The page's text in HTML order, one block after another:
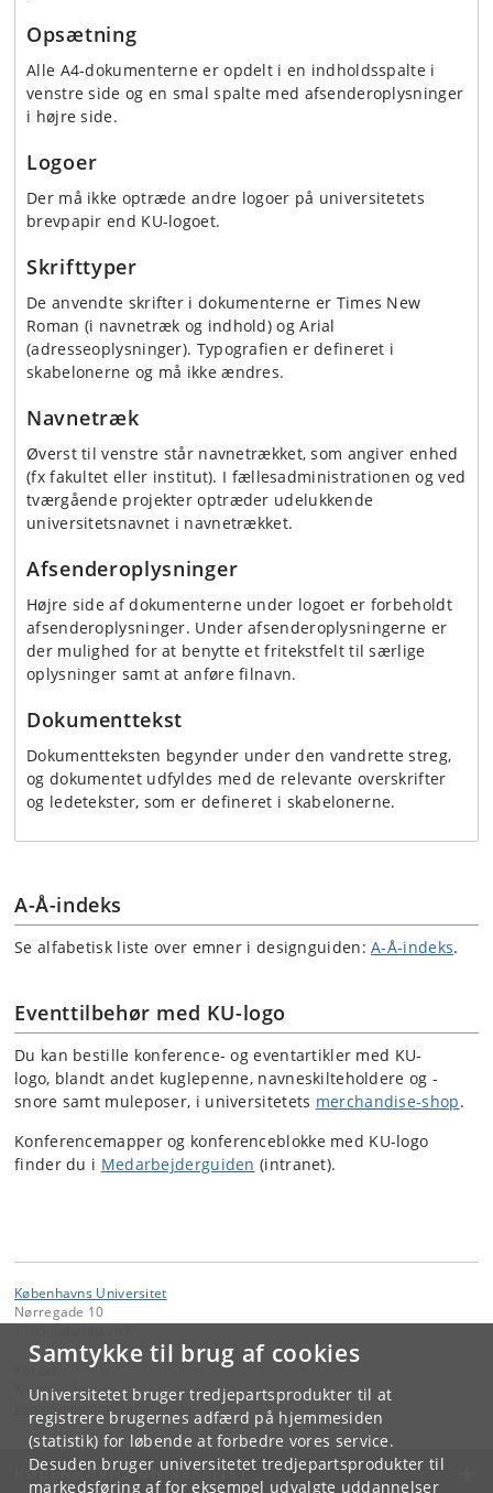
Samtykke til brug af cookies
Universitetet bruger tredjepartsprodukter til at
registrere brugernes adfærd på hjemmesiden
(statistik) for løbende at forbedre vores service.
Desuden bruger universitetet tredjepartsprodukter til
markedsføring af for eksempel udvalgte uddannelser
Opsætning
Alle A4-dokumenterne er opdelt i en indholdsspalte i
venstre side og en smal spalte med afsenderoplysninger
i højre side.
Logoer
Der må ikke optræde andre logoer på universitetets
brevpapir end KU-logoet.
Skrifttyper
De anvendte skrifter i dokumenterne er Times New
Roman (i navnetræk og indhold) og Arial
(adresseoplysninger). Typografien er defineret i
skabelonerne og må ikke ændres.
Navnetræk
Øverst til venstre står navnetrækket, som angiver enhed
(fx fakultet eller institut). I fællesadministrationen og ved
tværgående projekter optræder udelukkende
universitetsnavnet i navnetrækket.
Afsenderoplysninger
Højre side af dokumenterne under logoet er forbeholdt
afsenderoplysninger. Under afsenderoplysningerne er
der mulighed for at benytte et fritekstfelt til særlige
oplysninger samt at anføre filnavn.
Dokumenttekst
Dokumentteksten begynder under den vandrette streg,
og dokumentet udfyldes med de relevante overskrifter
og ledetekster, som er defineret i skabelonerne.
A-Å-indeks
Se alfabetisk liste over emner i designguiden:A-Å-indeks.
Eventtilbehør med KU-logo
Du kan bestille konference- og eventartikler med KU-
logo, blandt andet kuglepenne, navneskilteholdere og -
snore samt muleposer, i universitetets merchandise-shop.
Konferencemapper og konferenceblokke med KU-logo
finder du i Medarbejderguiden (intranet).
Københavns Universitet
Nørregade 10
Kommunikation
ku
KØBENHAVNS UNIVERSITET